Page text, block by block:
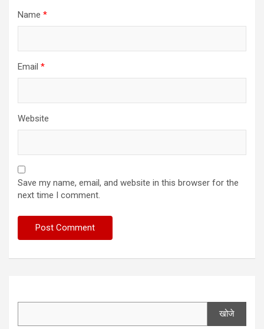
Name *
Email *
Website
Save my name, email, and website in this browser for the
next time I comment.
खोजे